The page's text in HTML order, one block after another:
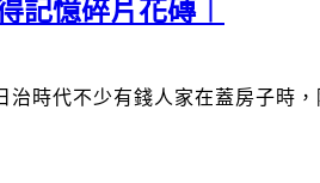
記憶碎片花磚︱
時代不少有錢人家在蓋房子時